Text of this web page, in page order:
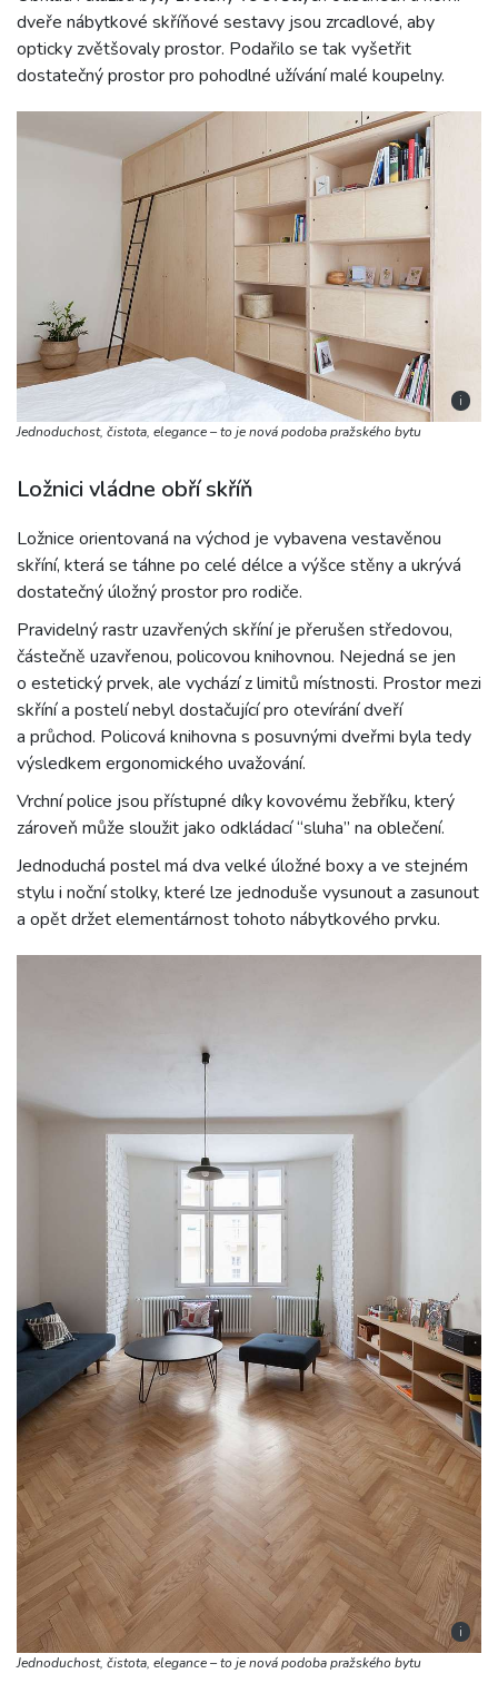
dveře nábytkové skříňové sestavy jsou zrcadlové, aby
opticky zvětšovaly prostor. Podařilo se tak vyšetřit
dostatečný prostor pro pohodlné užívání malé koupelny.
i
Jednoduchost, čistota, elegance – to je nová podoba pražského bytu
Ložnici vládne obří skříň
Ložnice orientovaná na východ je vybavena vestavěnou
skříní, která se táhne po celé délce a výšce stěny a ukrývá
dostatečný úložný prostor pro rodiče.
Pravidelný rastr uzavřených skříní je přerušen středovou,
částečně uzavřenou, policovou knihovnou. Nejedná se jen
o estetický prvek, ale vychází z limitů místnosti. Prostor mezi
skříní a postelí nebyl dostačující pro otevírání dveří
a průchod. Policová knihovna s posuvnými dveřmi byla tedy
výsledkem ergonomického uvažování.
Vrchní police jsou přístupné díky kovovému žebříku, který
zároveň může sloužit jako odkládací “sluha” na oblečení.
Jednoduchá postel má dva velké úložné boxy a ve stejném
stylu i noční stolky, které lze jednoduše vysunout a zasunout
a opět držet elementárnost tohoto nábytkového prvku.
i
Jednoduchost, čistota, elegance – to je nová podoba pražského bytu